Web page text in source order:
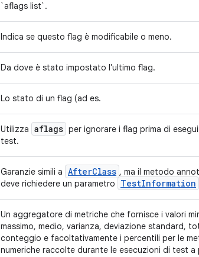
`aflags list`.
Indica se questo flag è modificabile o meno.
Da dove è stato impostato l'ultimo flag.
Lo stato di un flag (ad es.
Utilizza aflags per ignorare i flag prima di
test.
Garanzie simili a AfterClass , ma il metodo
deve richiedere un parametro
TestInformation
Un aggregatore di metriche che fornisce i valori
massimo, medio, varianza, deviazione standard,
conteggio e facoltativamente i percentili per le
numeriche raccolte durante le esecuzioni di test a